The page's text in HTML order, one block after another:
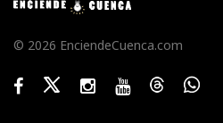
© 2026 EnciendeCuenca.com
FacebookTwitterInstagramYoutubeThreads